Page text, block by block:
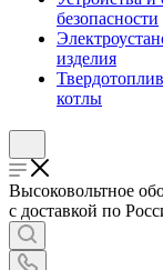
безопасности
изделия
котлы
Высоковольтное
с доставкой по